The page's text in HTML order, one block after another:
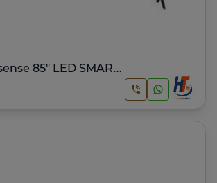
Téléviseur Hisense 85" LED SMART VIDAA